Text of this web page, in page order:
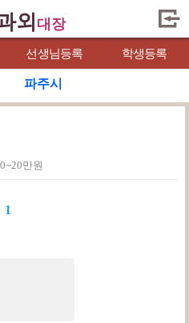
외 대장
선생님등록 학생등록
파주시
만원
1